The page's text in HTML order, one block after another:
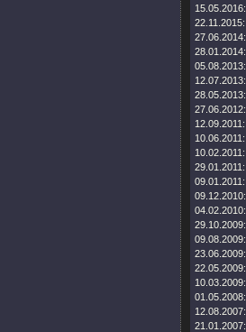
15.05.2016:
22.11.2015:
27.06.2014:
28.01.2014:
05.08.2013:
12.07.2013:
28.05.2013:
27.06.2012:
12.09.2011:
10.06.2011:
10.02.2011:
29.01.2011:
09.01.2011:
09.12.2010:
04.02.2010:
29.10.2009:
09.08.2009:
23.06.2009:
22.05.2009:
10.03.2009:
01.05.2008:
12.08.2007:
21.01.2007: